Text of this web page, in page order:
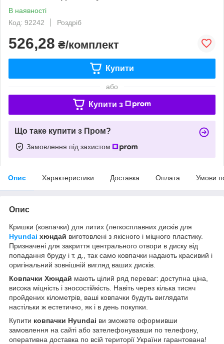
В наявності
Код: 92242
Роздріб
526,28 ₴/комплект
Купити
або
Купити з
Що таке купити з Пром?
Замовлення під захистом
Опис Характеристики Доставка Оплата Умови
Опис
Кришки (ковпачки) для литих (легкосплавних дисків для
Hyundai хюндай виготовлені з якісного і міцного пластику.
Призначені для закриття центрального отвори в диску від
попадання бруду і т. д., так само ковпачки надають красивий і
оригінальний зовнішній вигляд ваших дисків.
Ковпачки Хюндай мають цілий ряд переваг: доступна ціна,
висока міцність і зносостійкість. Навіть через кілька тисяч
пройдених кілометрів, ваші ковпачки будуть виглядати
настільки ж естетично, як і в день покупки.
Купити ковпачки Hyundai ви зможете оформивши
замовлення на сайті або зателефонувавши по телефону,
оперативна доставка по всій території України гарантована!